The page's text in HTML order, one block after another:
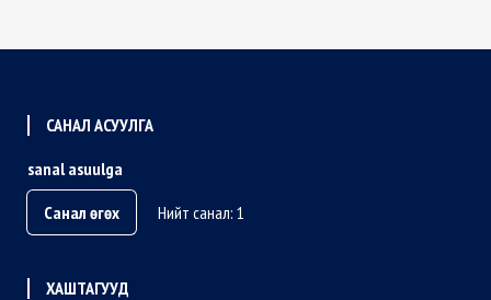
САНАЛ АСУУЛГА
sanal asuulga
Санал өгөх
Нийт санал: 1
ХАШТАГУУД